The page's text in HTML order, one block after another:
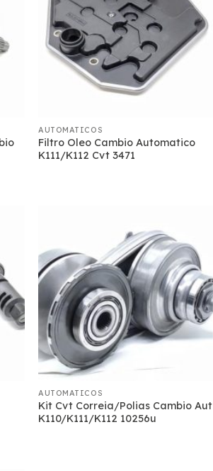
AUTOMATICOS
Filtro Oleo Cambio Automatico
K111/K112 Cvt 3471
AUTOMATICOS
Kit Cvt Correia/Polias Cambio Aut
K110/K111/K112 10256u